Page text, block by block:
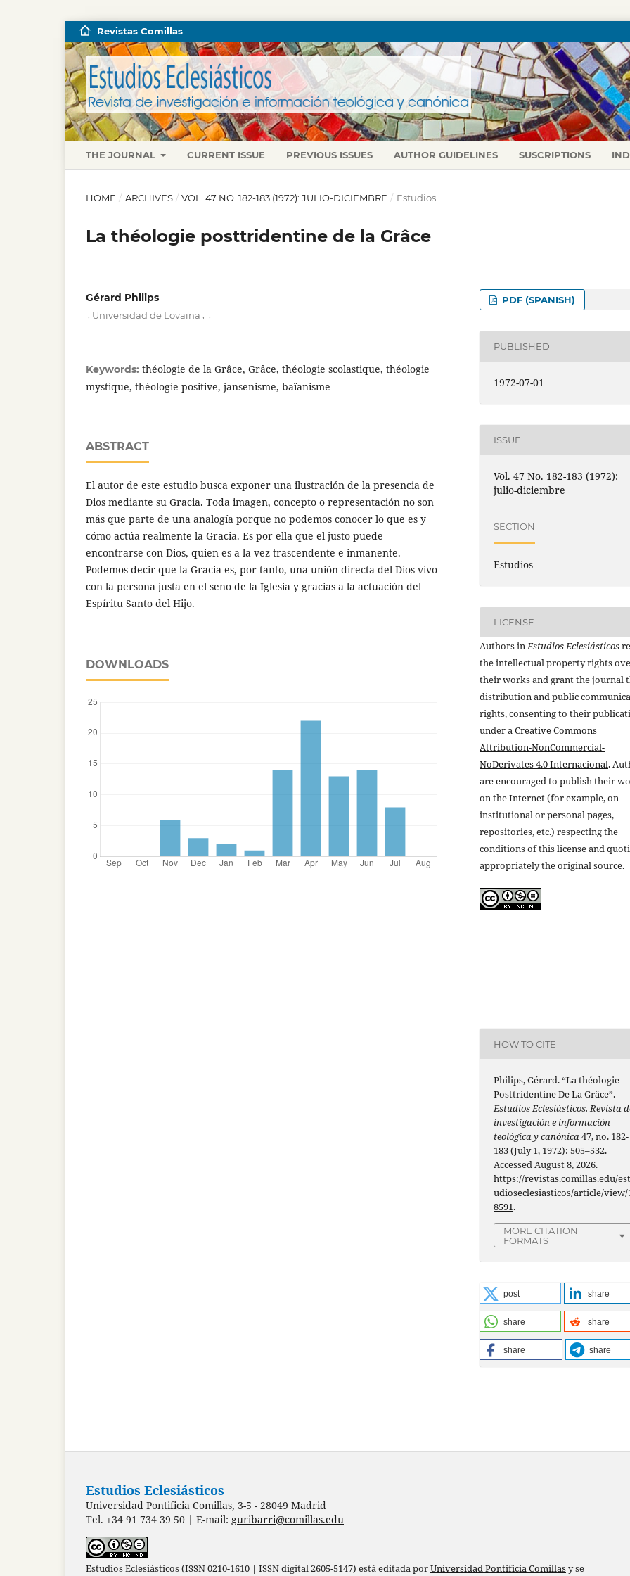
THE JOURNAL CURRENT ISSUE PREVIOUS ISSUES AUTHOR GUIDELINES SUSCRIPTIONS
Revistas Comillas
HOME / ARCHIVES / VOL. 47 NO. 182-183 (1972): JULIO-DICIEMBRE / Estudios
La théologie posttridentine de la Grâce
Gérard Philips
Universidad de Lovaina
Keywords: théologie de la Grâce, Grâce, théologie scolastique, théologie
mystique, théologie positive, jansenisme, baïanisme
ABSTRACT
El autor de este estudio busca exponer una ilustración de la presencia de
Dios mediante su Gracia. Toda imagen, concepto o representación no son
más que parte de una analogía porque no podemos conocer lo que es y
cómo actúa realmente la Gracia. Es por ella que el justo puede
encontrarse con Dios, quien es a la vez trascendente e inmanente.
Podemos decir que la Gracia es, por tanto, una unión directa del Dios vivo
con la persona justa en el seno de la Iglesia y gracias a la actuación del
Espíritu Santo del Hijo.
DOWNLOADS
PDF (SPANISH)
PUBLISHED
1972-07-01
ISSUE
Vol. 47 No. 182-183 (1972):
julio-diciembre
SECTION
Estudios
LICENSE
Authors inEstudios Eclesiásticos
the intellectual property rights
their works and grant the journal
distribution and public
rights, consenting to their
under aCreative Commons
Attribution-NonCommercial-
NoDerivates 4.0 Internacional.
are encouraged to publish their
on the Internet (for example, on
institutional or personal pages,
repositories, etc.) respecting the
conditions of this license and
appropriately the original source.
HOW TO CITE
Philips, Gérard. “La théologie
Posttridentine De La Grâce”.
Estudios Eclesiásticos. Revista
investigación e información
teológica y canónica47, no. 182-
183 (July 1, 1972): 505–532.
Accessed August 8, 2026.
https://revistas.comillas.edu/est
udioseclesiasticos/article/view/
8591.
MORE CITATION
FORMATS
post share
share share
share share
Estudios Eclesiásticos
Universidad Pontificia Comillas, 3-5 - 28049 Madrid
Tel. +34 91 734 39 50 | E-mail: guribarri@comillas.edu
Estudios Eclesiásticos (ISSN 0210-1610 | ISSN digital 2605-5147) está editada porUniversidad Pontificia Comillasy se